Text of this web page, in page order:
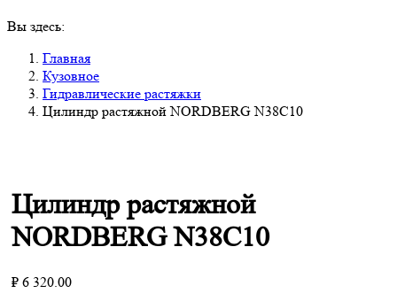
Вы здесь:
Главная
Кузовное
Гидравлические растяжки
Цилиндр растяжной NORDBERG N38C10
Цилиндр растяжной
NORDBERG N38C10
₽ 6 320.00